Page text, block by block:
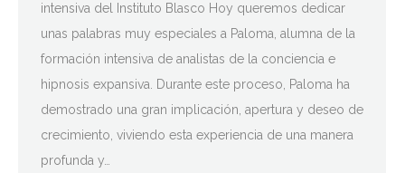
intensiva del Instituto Blasco Hoy queremos dedicar
unas palabras muy especiales a Paloma, alumna de la
formación intensiva de analistas de la conciencia e
hipnosis expansiva. Durante este proceso, Paloma ha
demostrado una gran implicación, apertura y deseo de
crecimiento, viviendo esta experiencia de una manera
profunda y…